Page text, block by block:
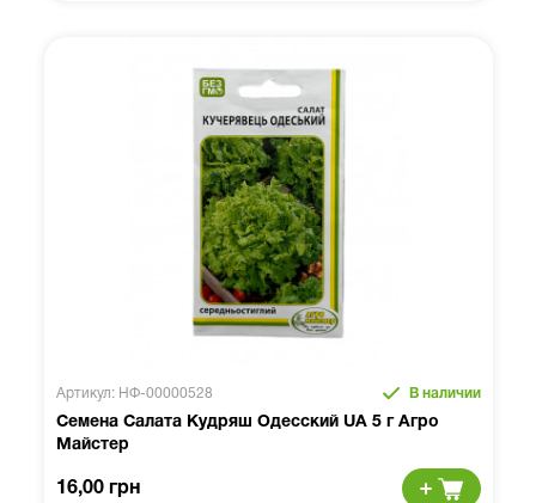
Артикул: НФ-00000528 В наличии
Семена Салата Кудряш Одесский UA 5 г Агро
Майстер
16,00 грн